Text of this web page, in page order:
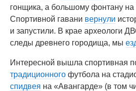
гонщика, а большому фонтану
Спортивной гавани вернули
и запустили. В крае археологи
следы древнего городища, мы
Интересной вышла спортивная
традиционного футбола на
спидвея на «Авангарде» (в том